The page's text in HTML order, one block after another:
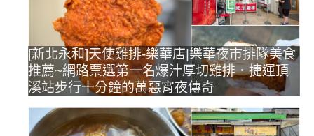
[新北永和]天使雞排-樂華店|樂華夜市排隊美食
推薦~網路票選第一名爆汁厚切雞排．捷運頂
溪站步行十分鐘的萬惡宵夜傳奇